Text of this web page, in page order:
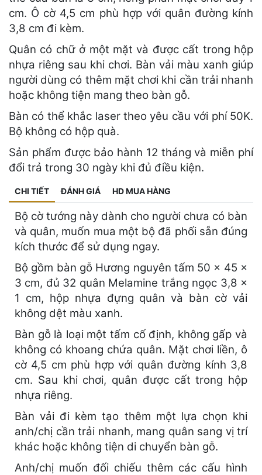
cm. Ô cờ 4,5 cm phù hợp với quân đường kính
3,8 cm đi kèm.
Quân có chữ ở một mặt và được cất trong hộp
nhựa riêng sau khi chơi. Bàn vải màu xanh giúp
người dùng có thêm mặt chơi khi cần trải nhanh
hoặc không tiện mang theo bàn gỗ.
Bàn có thể khắc laser theo yêu cầu với phí 50K.
Bộ không có hộp quà.
Sản phẩm được bảo hành 12 tháng và miễn phí
đổi trả trong 30 ngày khi đủ điều kiện.
CHI TIẾT ĐÁNH GIÁ HD MUA HÀNG
Bộ cờ tướng này dành cho người chưa có bàn
và quân, muốn mua một bộ đã phối sẵn đúng
kích thước để sử dụng ngay.
Bộ gồm bàn gỗ Hương nguyên tấm 50 × 45 ×
3 cm, đủ 32 quân Melamine trắng ngọc 3,8 ×
1 cm, hộp nhựa đựng quân và bàn cờ vải
không dệt màu xanh.
Bàn gỗ là loại một tấm cố định, không gấp và
không có khoang chứa quân. Mặt chơi liền, ô
cờ 4,5 cm phù hợp với quân đường kính 3,8
cm. Sau khi chơi, quân được cất trong hộp
nhựa riêng.
Bàn vải đi kèm tạo thêm một lựa chọn khi
anh/chị cần trải nhanh, mang quân sang vị trí
khác hoặc không tiện di chuyển bàn gỗ.
Anh/chị muốn đối chiếu thêm các cấu hình